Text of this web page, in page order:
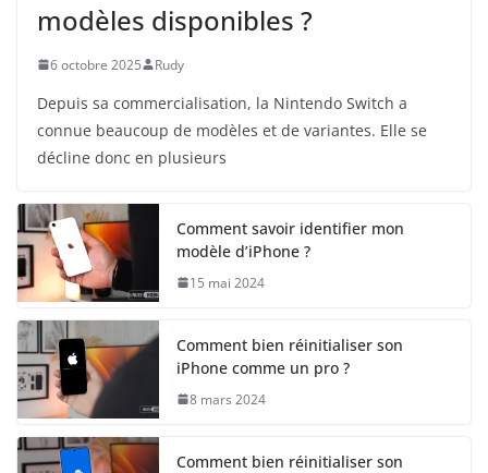
modèles disponibles ?
6 octobre 2025 Rudy
Depuis sa commercialisation, la Nintendo Switch a
connue beaucoup de modèles et de variantes. Elle se
décline donc en plusieurs
Comment savoir identifier mon
modèle d’iPhone ?
15 mai 2024
Comment bien réinitialiser son
iPhone comme un pro ?
8 mars 2024
Comment bien réinitialiser son